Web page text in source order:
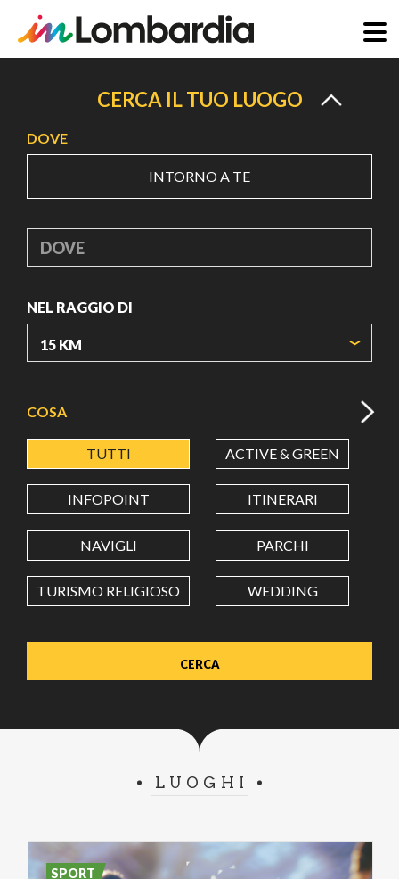
principale
CERCA IL TUO LUOGO
DOVE
INTORNO A TE
DOVE
NEL RAGGIO DI
LATITUDINE
LONGITUDINE
Value in decimal degrees. Use dot (.) as decimal separator.
COSA
TUTTI ACTIVE & GREEN
INFOPOINT ITINERARI
NAVIGLI PARCHI
TURISMO RELIGIOSO WEDDING
LUOGHI
SPORT